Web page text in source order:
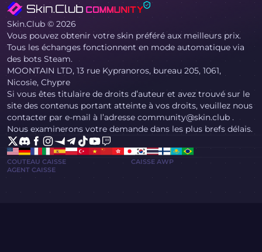
Skin.Club © 2026
Vous pouvez obtenir votre skin préféré aux meilleurs prix.
Tous les échanges fonctionnent en mode automatique via
des bots Steam.
MOONTAIN LTD, 13 rue Kypranoros, bureau 205, 1061,
Nicosie, Chypre
Si vous êtes titulaire de droits d’auteur et avez trouvé sur le
site des contenus portant atteinte à vos droits, veuillez nous
contacter par e-mail à l’adresse community@skin.club .
Nous examinerons votre demande dans les plus brefs délais.
COUTEAU CAISSE
CAISSE AWP
AGENT CAISSE